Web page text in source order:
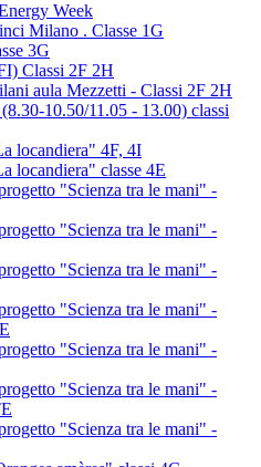
Week
Milano . Classe 1G
3G
Classi 2F 2H
aula Mezzetti - Classi 2F 2H
10.50/11.05 - 13.00) classi
locandiera" 4F, 4I
locandiera" classe 4E
"Scienza tra le mani" -
"Scienza tra le mani" -
"Scienza tra le mani" -
"Scienza tra le mani" -
"Scienza tra le mani" -
"Scienza tra le mani" -
"Scienza tra le mani" -